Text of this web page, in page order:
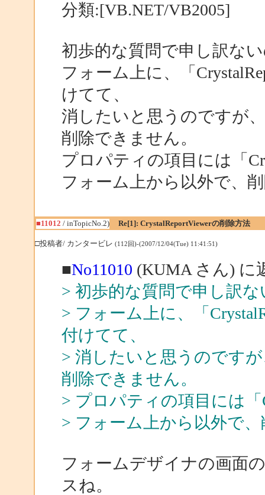
分類:[VB.NET/VB2005]
初歩的な質問で申し訳な
フォーム上に、「
けてて、
消したいと思うのですが
削除できません。
プロパティの項目には「
フォーム上から以外で、
■11012 / inTopicNo.2) Re[1]: CrystalReportViewerの削除方法
□投稿者/ カンタービレ (112回)-(2007/12/04(Tue) 11:41:51)
■No11010 (KUMA さん) に
> 初歩的な質問で申し訳
> フォーム上に、「
付けてて、
> 消したいと思うのです
削除できません。
> プロパティの項目には「
> フォーム上から以外で
フォームデザイナの画面
スね。